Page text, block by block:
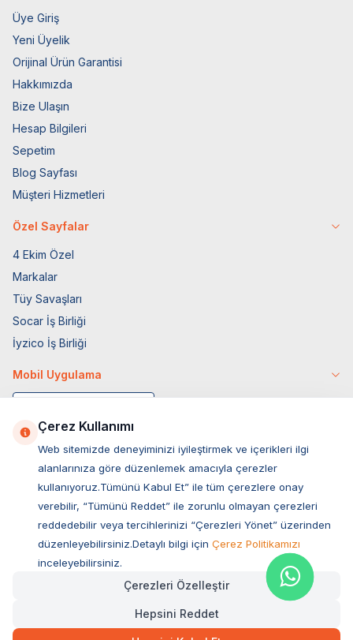
2.710,00TL Hızlı Teslimat Kargo Bedava
Üye Giriş
Yeni Üyelik
Orijinal Ürün Garantisi
Hakkımızda
Bize Ulaşın
Hesap Bilgileri
Sepetim
Blog Sayfası
Müşteri Hizmetleri
Özel Sayfalar
4 Ekim Özel
Markalar
Tüy Savaşları
Socar İş Birliği
İyzico İş Birliği
Mobil Uygulama
Müşteri Hizmetleri
Sıkça Sorulan Sorular
Ovacık Mah. Hacıoğlu Sok. No:13 Başiskele / KOCAELİ
Çerez Kullanımı
Web sitemizde deneyiminizi iyileştirmek ve içerikleri ilgi
alanlarınıza göre düzenlemek amacıyla çerezler
kullanıyoruz.Tümünü Kabul Et” ile tüm çerezlere onay
verebilir, “Tümünü Reddet” ile zorunlu olmayan çerezleri
reddedebilir veya tercihlerinizi “Çerezleri Yönet” üzerinden
düzenleyebilirsiniz.Detaylı bilgi için Çerez Politikamızı
inceleyebilirsiniz.
Çerezleri Özelleştir
Hepsini Reddet